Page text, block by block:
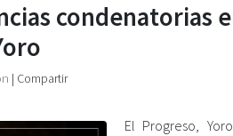
condenatorias
| Compartir
El Progreso,